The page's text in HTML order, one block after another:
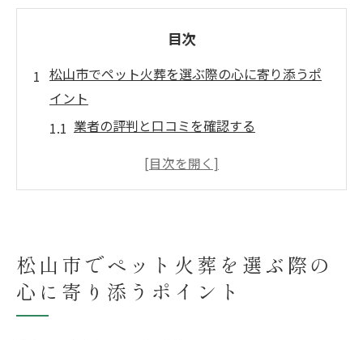
目次
松山市でペット火葬を選ぶ際の心に寄り添うポ
イント
業者の評判と口コミを確認する
ペット火葬の提供サービスを事前に相談す
ペット火葬の料金とその内訳を把握する
アフターサービスの充実度を確認する
松山市でペット火葬を選ぶ際の
心に寄り添うポイント